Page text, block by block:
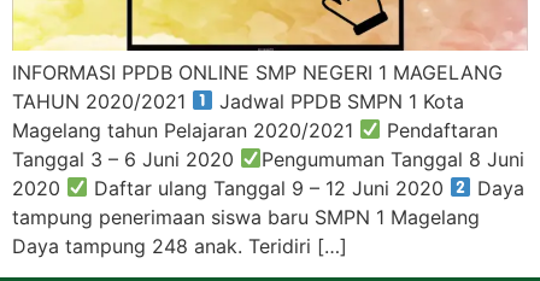
INFORMASI PPDB ONLINE SMP NEGERI 1 MAGELANG
TAHUN 2020/2021
Jadwal PPDB SMPN 1 Kota
Magelang tahun Pelajaran 2020/2021
Pendaftaran
Tanggal 3 – 6 Juni 2020
Pengumuman Tanggal 8 Juni
2020
Daftar ulang Tanggal 9 – 12 Juni 2020
Daya
tampung penerimaan siswa baru SMPN 1 Magelang
Daya tampung 248 anak. Teridiri […]